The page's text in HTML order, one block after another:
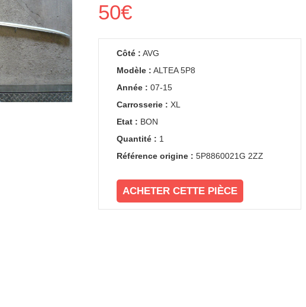
50€
Côté : AVG
Modèle : ALTEA 5P8
Année : 07-15
Carrosserie : XL
Etat : BON
Quantité : 1
Référence origine : 5P8860021G 2ZZ
ACHETER CETTE PIÈCE